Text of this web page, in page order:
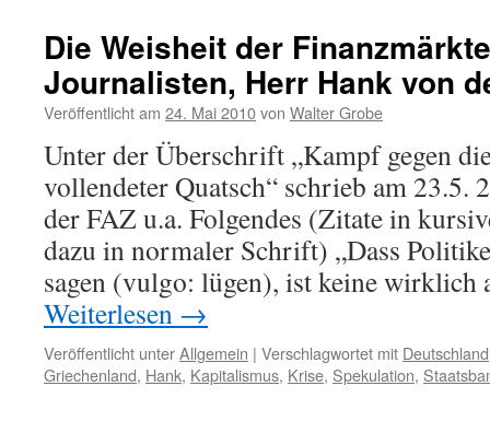
zurück
Die Weisheit der
Journalisten, Herr Hank von
Veröffentlicht am 24. Mai 2010von Walter Grobe
Unter der Überschrift „Kampf gegen
vollendeter Quatsch“ schrieb am 23.5.
der FAZ u.a. Folgendes (Zitate in
dazu in normaler Schrift) „Dass
sagen (vulgo: lügen), ist keine
Weiterlesen →
Veröffentlicht unterAllgemein | Verschlagwortet mit Deutschland
Griechenland, Hank, Kapitalismus, Krise, Spekulation,